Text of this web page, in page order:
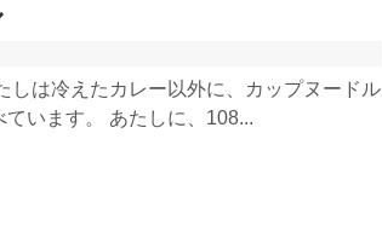
は冷えたカレー以外に、カップヌードル
います。 あたしに、108...